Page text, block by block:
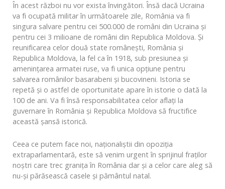
În acest război nu vor exista învingători. Însă dacă Ucraina
va fi ocupată militar în următoarele zile, România va fi
singura salvare pentru cei 500.000 de români din Ucraina și
pentru cei 3 milioane de români din Republica Moldova. Și
reunificarea celor două state românești, România și
Republica Moldova, la fel ca în 1918, sub presiunea și
amenințarea armatei ruse, va fi unica opțiune pentru
salvarea românilor basarabeni și bucovineni. Istoria se
repetă și o astfel de oportunitate apare în istorie o dată la
100 de ani. Va fi însă responsabilitatea celor aflați la
guvernare în România și Republica Moldova să fructifice
această șansă istorică.
Ceea ce putem face noi, naționaliștii din opoziția
extraparlamentară, este să venim urgent în sprijinul fraților
noștri care trec granița în România dar și a celor care aleg să
nu-și părăsească casele și pământul natal.